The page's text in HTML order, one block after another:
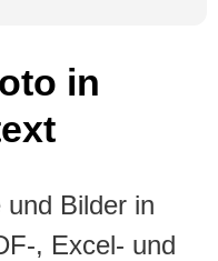
in
Bilder in
, Excel- und